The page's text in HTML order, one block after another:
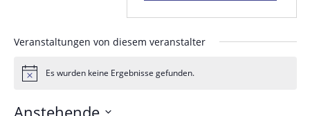
Veranstaltungen von diesem veranstalter
HinweisEs wurden keine Ergebnisse gefunden.
Anstehende